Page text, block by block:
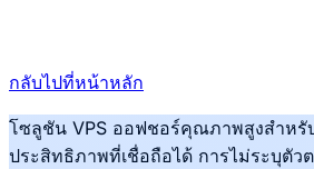
กลับไปที่หน้าหลัก
โซลูชัน VPS ออฟชอร์คุณภาพสูงสำหรั
ประสิทธิภาพที่เชื่อถือได้ การไม่ระบุตัว